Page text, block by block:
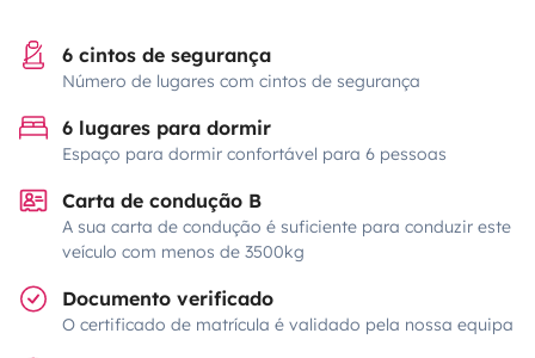
6 cintos de segurança
Número de lugares com cintos de segurança
6 lugares para dormir
Espaço para dormir confortável para 6 pessoas
Carta de condução B
A sua carta de condução é suficiente para conduzir este
veículo com menos de 3500kg
Documento verificado
O certificado de matrícula é validado pela nossa equipa